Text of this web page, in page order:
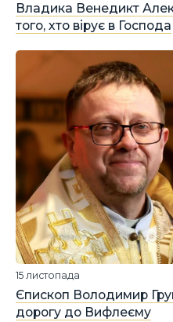
Владика Венедикт
того, хто вірує в Господа
Єпископ Володимир
дорогу до Вифлеєму
15 листопада